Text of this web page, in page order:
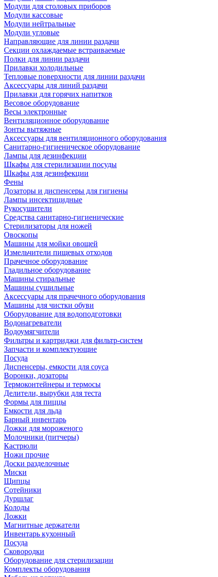
Модули для столовых приборов
Модули кассовые
Модули нейтральные
Модули угловые
Направляющие для линии раздачи
Секции охлаждаемые встраиваемые
Полки для линии раздачи
Прилавки холодильные
Тепловые поверхности для линии раздачи
Аксессуары для линий раздачи
Прилавки для горячих напитков
Весовое оборудование
Весы электронные
Вентиляционное оборудование
Зонты вытяжные
Аксессуары для вентиляционного оборудования
Санитарно-гигиеническое оборудование
Лампы для дезинфекции
Шкафы для стерилизации посуды
Шкафы для дезинфекции
Фены
Дозаторы и диспенсеры для гигиены
Лампы инсектицидные
Рукосушители
Средства санитарно-гигиенические
Стерилизаторы для ножей
Овоскопы
Машины для мойки овощей
Измельчители пищевых отходов
Прачечное оборудование
Гладильное оборудование
Машины стиральные
Машины сушильные
Аксессуары для прачечного оборудования
Машины для чистки обуви
Оборудование для водоподготовки
Водонагреватели
Водоумягчители
Фильтры и картриджи для фильтр-систем
Запчасти и комплектующие
Посуда
Диспенсеры, емкости для соуса
Воронки, дозаторы
Термоконтейнеры и термосы
Делители, вырубки для теста
Формы для пиццы
Емкости для льда
Барный инвентарь
Ложки для мороженого
Молочники (питчеры)
Кастрюли
Ножи прочие
Доски разделочные
Миски
Щипцы
Сотейники
Дуршлаг
Колоды
Ложки
Магнитные держатели
Инвентарь кухонный
Посуда
Сковородки
Оборудование для стерилизации
Комплекты оборудования